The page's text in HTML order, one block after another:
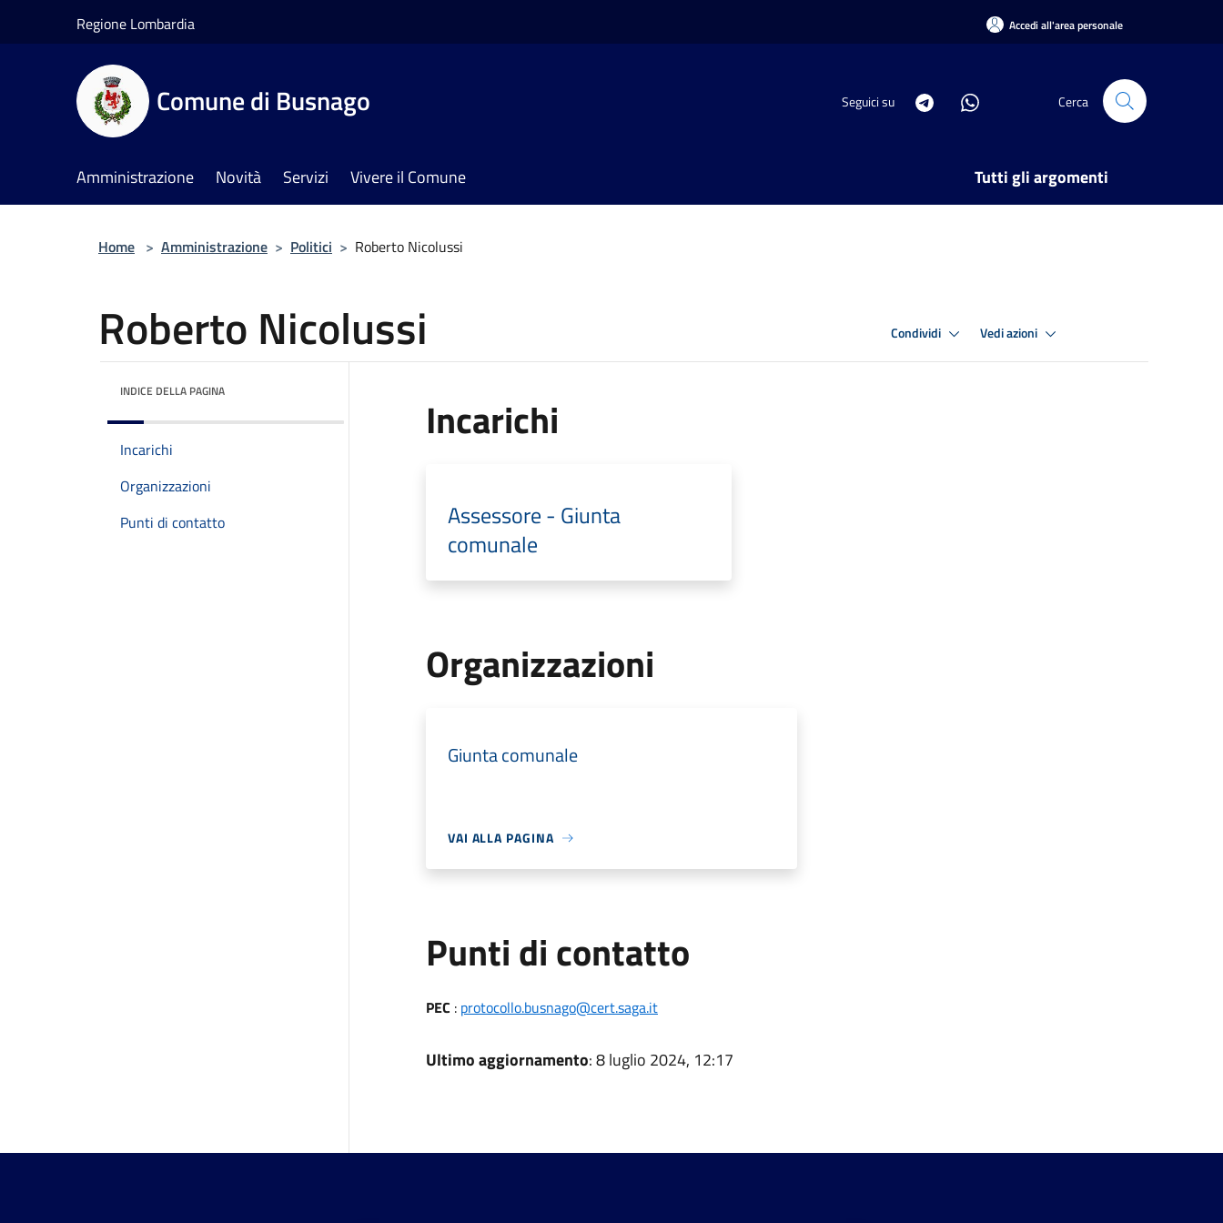
Regione Lombardia Accedi all'area personale
Comune di Busnago Seguici su Cerca
Amministrazione Novità Servizi Vivere il Comune Tutti gli argomenti
Home > Amministrazione > Politici > Roberto Nicolussi
Roberto Nicolussi Condividi Vedi azioni
INDICE DELLA PAGINA
Incarichi
Organizzazioni
Punti di contatto
Incarichi
Assessore - Giunta
comunale
Organizzazioni
Giunta comunale
VAI ALLA PAGINA
Punti di contatto
PEC : protocollo.busnago@cert.saga.it
Ultimo aggiornamento: 8 luglio 2024, 12:17